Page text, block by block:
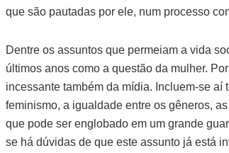
que são pautadas por ele, num processo
Dentre os assuntos que permeiam a vida
últimos anos como a questão da mulher.
incessante também da mídia. Incluem-se
feminismo, a igualdade entre os gêneros,
que pode ser englobado em um grande
se há dúvidas de que este assunto já está